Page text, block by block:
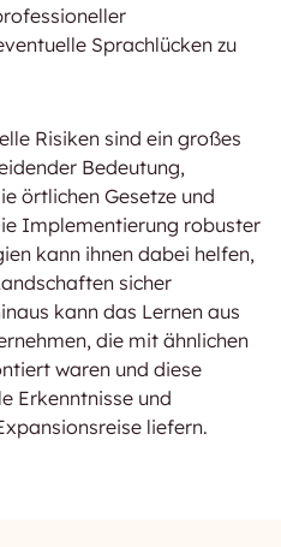
Sprachlücken zu
Risiken sind ein großes
Bedeutung,
örtlichen Gesetze und
Implementierung robuster
kann ihnen dabei helfen,
sicher
kann das Lernen aus
die mit ähnlichen
waren und diese
Erkenntnisse und
liefern.